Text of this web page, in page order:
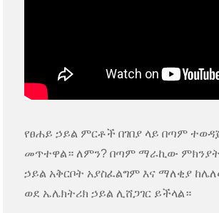
የፀሐይ ኃይል ምርቶች በገበያ ላይ በጣም
መጥተዋል። ለምን? በጣም ማራኪው ምክንያት
ኃይል አቅርቦት አያስፈልግም እና ማለቂያ
ወደ ኤሌክትሪክ ኃይል ሊሸጋገር ይችላል።